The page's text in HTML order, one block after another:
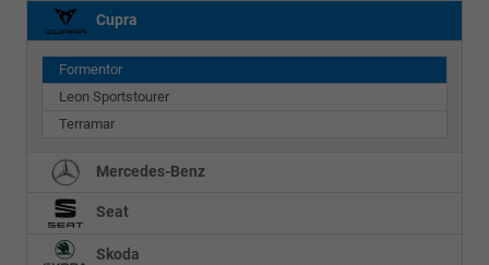
Cupra
Formentor
Leon Sportstourer
Terramar
Mercedes-Benz
Seat
Skoda